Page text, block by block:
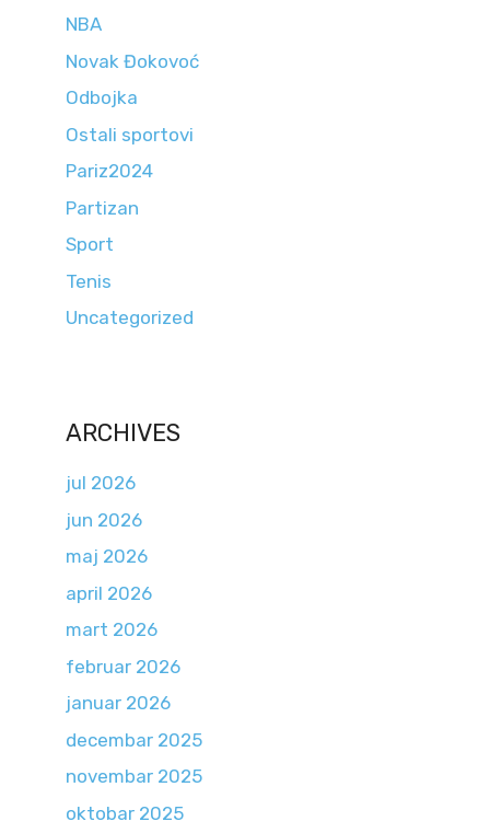
NBA
Novak Đokovoć
Odbojka
Ostali sportovi
Pariz2024
Partizan
Sport
Tenis
Uncategorized
ARCHIVES
jul 2026
jun 2026
maj 2026
april 2026
mart 2026
februar 2026
januar 2026
decembar 2025
novembar 2025
oktobar 2025